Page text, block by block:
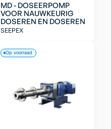
MD - DOSEERPOMP
VOOR NAUWKEURIG
DOSEREN EN DOSEREN
SEEPEX
Op voorraad